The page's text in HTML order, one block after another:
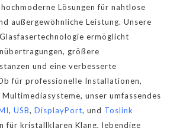
Lösungen für nahtlose
außergewöhnliche Leistung. Unsere
ermöglicht
größere
und eine verbesserte
für professionelle Installationen,
unser umfassendes
, USB, DisplayPort, und Toslink
für kristallklaren Klang, lebendige